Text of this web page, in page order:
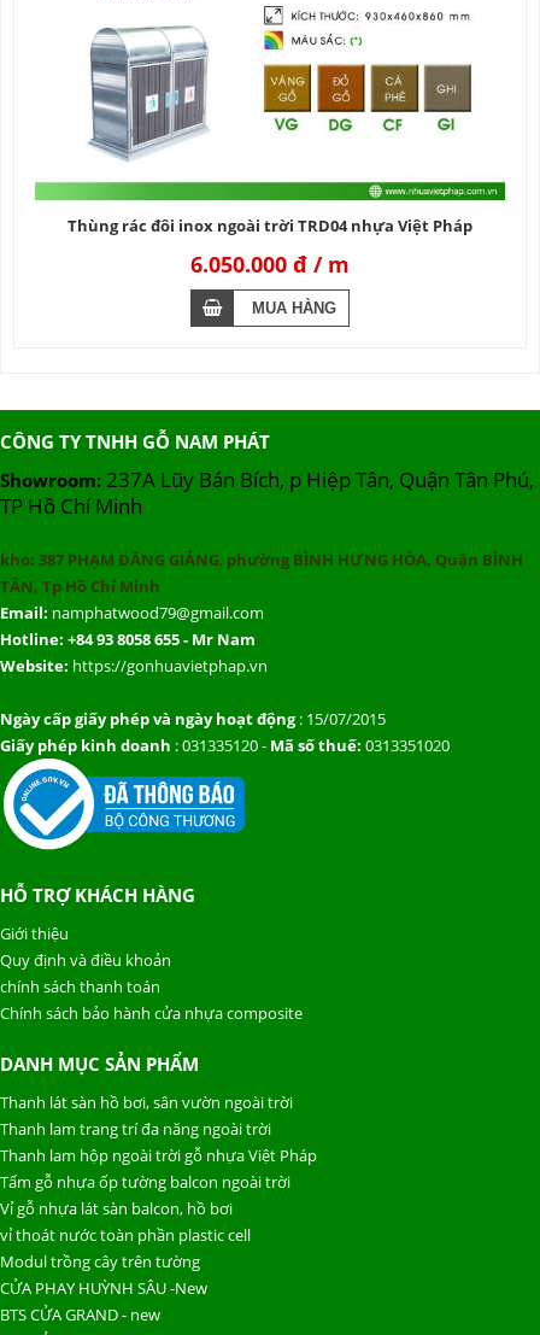
Thùng rác đôi inox ngoài trời TRD04 nhựa Việt Pháp
6.050.000 đ
CÔNG TY TNHH GỖ NAM PHÁT
Showroom: 237A Lũy Bán Bích, p Hiệp Tân, Quận Tân Phú,
TP Hồ Chí Minh
kho: 387 PHẠM ĐĂNG GIẢNG, phường BÌNH HƯNG HÒA, Quận BÌNH
TÂN, Tp Hồ Chí Minh
Email: namphatwood79@gmail.com
Hotline: +84 93 8058 655 - Mr Nam
Website: https://gonhuavietphap.vn
Ngày cấp giấy phép và ngày hoạt động: 15/07/2015
Giấy phép kinh doanh : 031335120 - Mã số thuế: 0313351020
HỖ TRỢ KHÁCH HÀNG
Giới thiệu
Quy định và điều khoản
chính sách thanh toán
Chính sách bảo hành cửa nhựa composite
DANH MỤC SẢN PHẨM
Thanh lát sàn hồ bơi, sân vườn ngoài trời
Thanh lam trang trí đa năng ngoài trời
Thanh lam hộp ngoài trời gỗ nhựa Việt Pháp
Tấm gỗ nhựa ốp tường balcon ngoài trời
Vỉ gỗ nhựa lát sàn balcon, hồ bơi
vỉ thoát nước toàn phần plastic cell
Modul trồng cây trên tường
CỬA PHAY HUỲNH SÂU -New
BTS CỬA GRAND - new